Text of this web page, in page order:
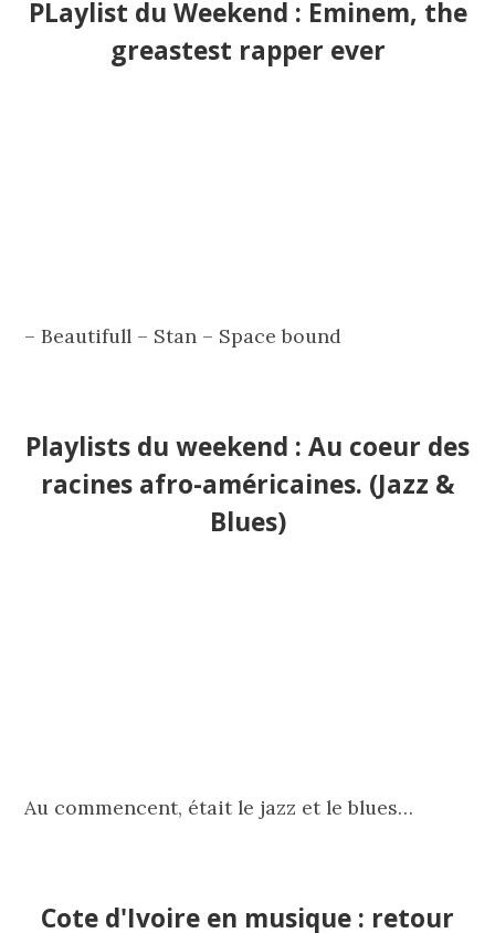
PLaylist du Weekend : Eminem, the
greastest rapper ever
– Beautifull – Stan – Space bound
Playlists du weekend : Au coeur des
racines afro-américaines. (Jazz &
Blues)
Au commencent, était le jazz et le blues…
Cote d'Ivoire en musique : retour